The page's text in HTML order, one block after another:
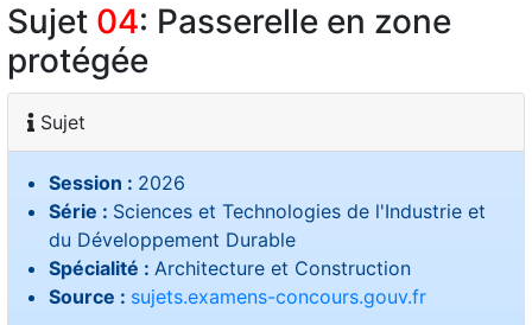
Sujet 04: Passerelle en zone
protégée
Sujet
Session : 2026
Série : Sciences et Technologies de l'Industrie et
du Développement Durable
Spécialité : Architecture et Construction
Source : sujets.examens-concours.gouv.fr